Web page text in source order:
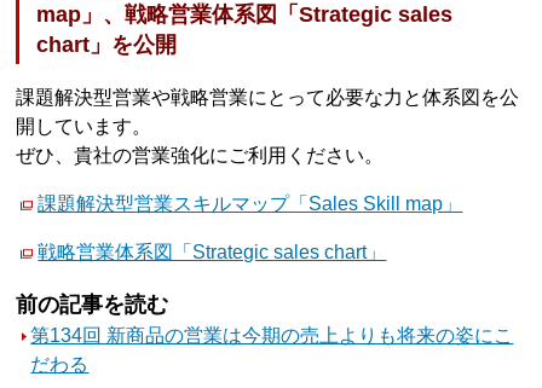
map」、戦略営業体系図「Strategic sales
chart」を公開
課題解決型営業や戦略営業にとって必要な力と体系図を公
開しています。
ぜひ、貴社の営業強化にご利用ください。
課題解決型営業スキルマップ「Sales Skill map」
戦略営業体系図「Strategic sales chart」
前の記事を読む
第134回 新商品の営業は今期の売上よりも将来の姿にこ
だわる